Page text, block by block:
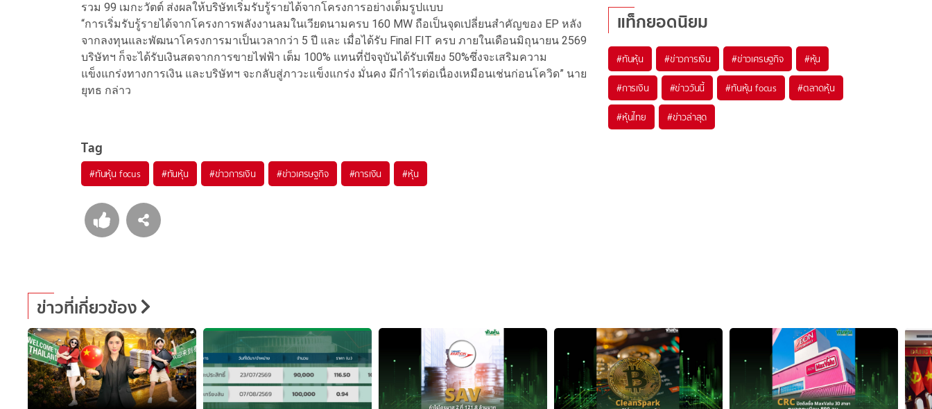
รวม 99 เมกะวัตต์ ส่งผลให้บริษัทเริ่มรับรู้รายได้จากโครงการอย่างเต็มรูปแบบ
“การเริ่มรับรู้รายได้จากโครงการพลังงานลมในเวียดนามครบ 160 MW ถือเป็นจุดเปลี่ยนสำคัญของ EP หลัง
จากลงทุนและพัฒนาโครงการมาเป็นเวลากว่า 5 ปี และ เมื่อได้รับ Final FIT ครบ ภายในเดือนมิถุนายน 2569
บริษัทฯ ก็จะได้รับเงินสดจากการขายไฟฟ้า เต็ม 100% แทนที่ปัจจุบันได้รับเพียง 50%ซึ่งจะเสริมความ
แข็งแกร่งทางการเงิน และบริษัทฯ จะกลับสู่ภาวะแข็งแกร่ง มั่นคง มีกำไรต่อเนื่องเหมือนเช่นก่อนโควิด” นาย
ยุทธ กล่าว
Tag
#ทันหุ้น focus #ทันหุ้น #ข่าวการเงิน #ข่าวเศรษฐกิจ #การเงิน #หุ้น
แท็กยอดนิยม
#ทันหุ้น #ข่าวการเงิน #ข่าวเศรษฐกิจ #หุ้น
#การเงิน #ข่าววันนี้ #ทันหุ้น focus #ตลาดหุ้น
#หุ้นไทย #ข่าวล่าสุด
ข่าวที่เกี่ยวข้อง